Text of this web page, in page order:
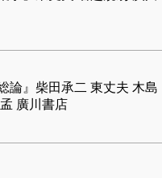
論』柴田承二 東丈夫 木島
廣川書店